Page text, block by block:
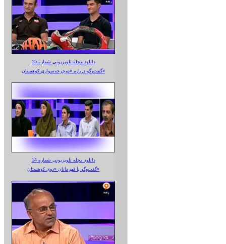
دانلود مجله تلویزیونی شماره 15
گفت‌وگو درباره «دوچرخه‌سواری کوهستان»
دانلود مجله تلویزیونی شماره 14
گفت‌وگو با قهرمانان «دوی کوهستان»